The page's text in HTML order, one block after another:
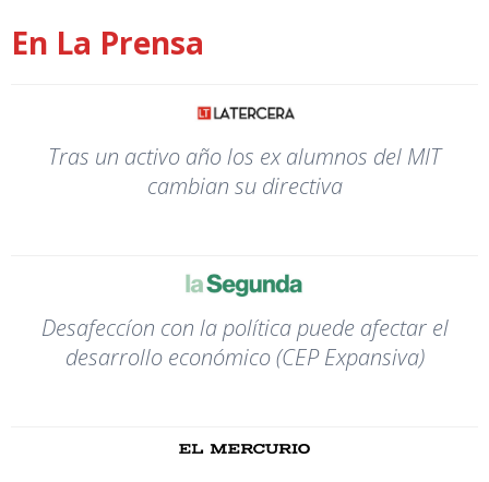
En La Prensa
Tras un activo año los ex alumnos del MIT
cambian su directiva
Desafeccíon con la política puede afectar el
desarrollo económico (CEP Expansiva)